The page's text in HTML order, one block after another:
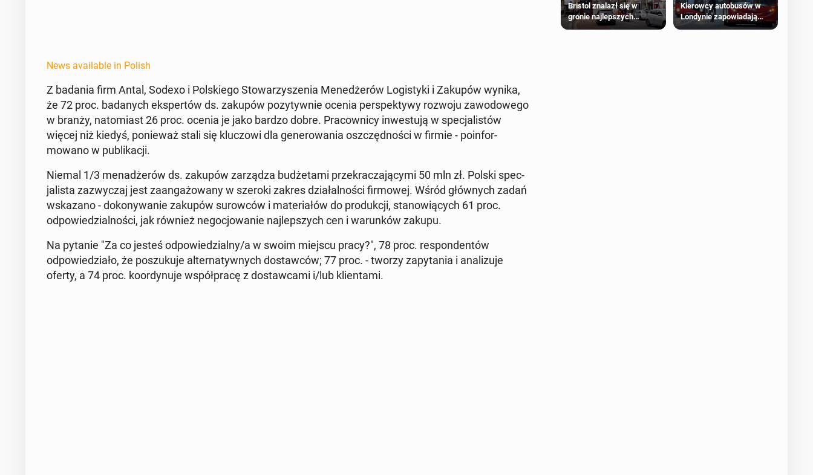
News available in Polish
Z badania firm Antal, Sodexo i Pol­skiego Sto­warzyszenia Menedżerów Lo­gisty­ki i Zakupów wynika,
że 72 proc. badanych ekspertów ds. zakupów pozy­ty­wnie ocenia per­spek­ty­wy rozwoju za­wodowego
w branży, nato­mi­ast 26 proc. ocenia je jako bardzo dobre. Pra­cown­i­cy in­wes­t­u­ją w spec­jal­istów
więcej niż kiedyś, ponieważ stali się kluc­zowi dla gen­erowa­nia os­zczęd­noś­ci w firmie - poin­for­
mowano w pub­likacji.
Niemal 1/3 menadżerów ds. zakupów zarządza budże­ta­mi przekracza­ją­cy­mi 50 mln zł. Polski spec­
jal­ista za­zwyczaj jest zaan­gażowany w szeroki zakres dzi­ałal­noś­ci fir­mowej. Wśród głównych zadań
wskazano - dokony­wanie zakupów surow­ców i ma­te­ri­ałów do pro­dukcji, stanow­ią­cych 61 proc.
odpowiedzial­noś­ci, jak również ne­gocjowanie na­jlep­szych cen i warunk­ów zakupu.
Na pytanie "Za co jesteś odpowiedzial­ny/a w swoim miejscu pracy?", 78 proc. re­spon­den­tów
odpowiedzi­ało, że poszuku­je al­ter­naty­wnych dostaw­ców; 77 proc. - tworzy za­py­ta­nia i anal­izu­je
oferty, a 74 proc. ko­or­dynu­je współpracę z dostaw­ca­mi i/lub klien­ta­mi.
Bristol znalazł się w
gronie najlepszych
kierunków podróży na
Kierowcy autobusów w
Londynie zapowiadają
strajki